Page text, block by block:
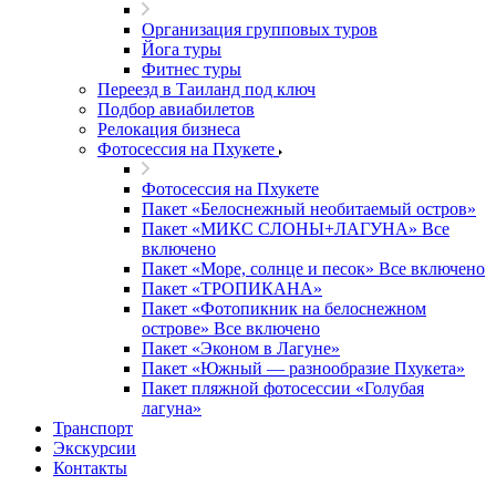
Организация групповых туров
Йога туры
Фитнес туры
Переезд в Таиланд под ключ
Подбор авиабилетов
Релокация бизнеса
Фотоcессия на Пхукете
Фотоcессия на Пхукете
Пакет «Белоснежный необитаемый остров»
Пакет «МИКС СЛОНЫ+ЛАГУНА» Все
включено
Пакет «Море, солнце и песок» Все включено
Пакет «ТРОПИКАНА»
Пакет «Фотопикник на белоснежном
острове» Все включено
Пакет «Эконом в Лагуне»
Пакет «Южный — разнообразие Пхукета»
Пакет пляжной фотосессии «Голубая
лагуна»
Транспорт
Экскурсии
Контакты